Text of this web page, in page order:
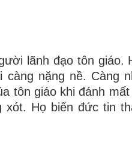
lãnh đạo tôn
nặng nề. Càng
tôn giáo khi đánh
Họ biến đức tin